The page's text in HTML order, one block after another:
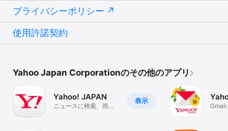
・Mapbox社のプライバシーポリシー
（https://www.mapbox.com/legal/privacy/）
・LINEヤフー株式会社のプライバシーポリシー
（https://www.lycorp.co.jp/ja/company/privacypolicy/）
ません。
本アプリケーションは、LINEヤフー共通利用規約（プライバシーポ
リシー、ソフトウエアガイドラインを含みます）をご確認のうえ、
ご利用ください。
プライバシーポリシー
使用許諾契約
Yahoo Japan Corporationのその他のアプリ
表示
Yahoo! JAPAN
ニュースに検索、雨雲
Gmail